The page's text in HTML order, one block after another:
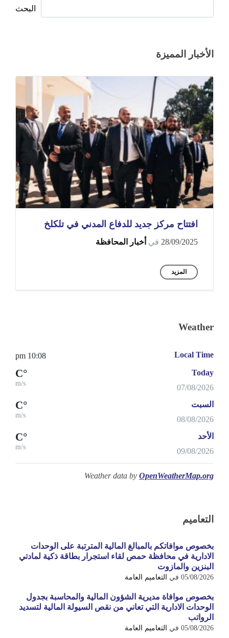
البحث
الأخبار المميزة
افتتاح مركز جديد للدفاع المدني في تلكلخ
28/09/2025 في أخبار المحافظة
المزيد
Weather
Local Time
10:08 pm
Today
07/08/2026
°C
m/s
السبت
08/08/2026
°C
m/s
الأحد
09/08/2026
°C
m/s
Weather data by OpenWeatherMap.org
التعاميم
بخصوص موافاتكم بالمبالغ المالية المترتبة على الوحدات
الادارية في محافظة حمص لقاء استجرار بطاقة ذكية لمادتي
البنزين والمازوت
05/08/2026 في التعاميم العامة
بخصوص موافاة مديرية الشؤون المالية والمحاسبة بجدول
الوحدات الادارية التي تعاني من نقص السيولة المالية لتسديد
الرواتب
05/08/2026 في التعاميم العامة